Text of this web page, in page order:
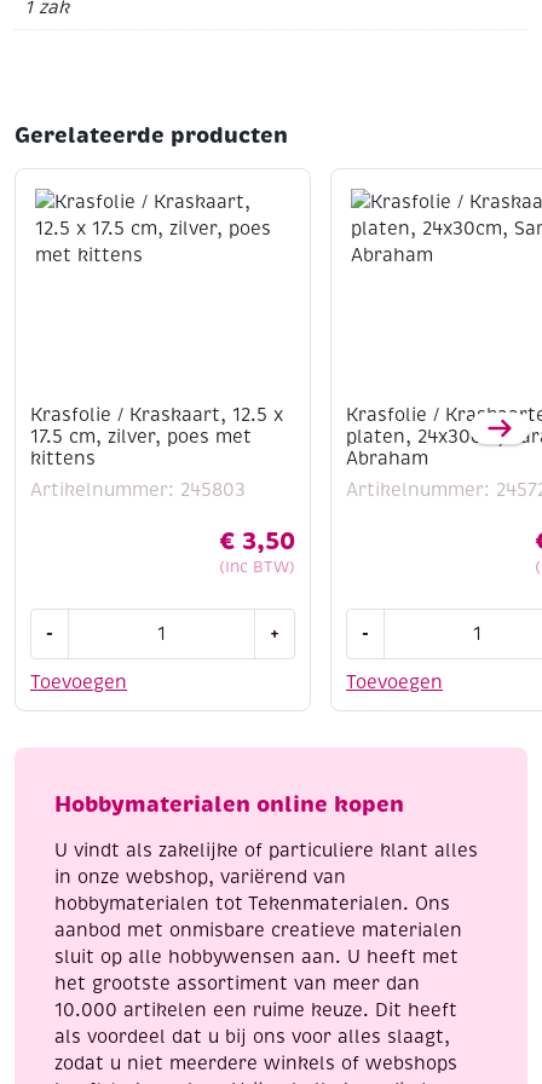
Merk: Marianne Design
meeldraden
Toepassing: Kaarten maken, scrapbooking, mixed
media en kerstdecoraties
1 zak
Gerelateerde producten
Krasfolie / Kraskaart, 12.5 x
17.5 cm, zilver, poes met
kittens
Artikelnummer: 245803
€ 3,50
(Inc BTW)
Toevoegen
-
Kraskaart,
17.5
zilver,
met
kittens
aantal
+
Krasfolie /
platen, 24x30cm,
Abraham
Artikelnummer:
Toevoegen
-
Kraskaarten,
24x30cm,
en
aantal
Hobbymaterialen online kopen
U vindt als zakelijke of particuliere klant alles
in onze webshop, variërend van
hobbymaterialen tot Tekenmaterialen. Ons
aanbod met onmisbare creatieve materialen
sluit op alle hobbywensen aan. U heeft met
het grootste assortiment van meer dan
10.000 artikelen een ruime keuze. Dit heeft
als voordeel dat u bij ons voor alles slaagt,
zodat u niet meerdere winkels of webshops